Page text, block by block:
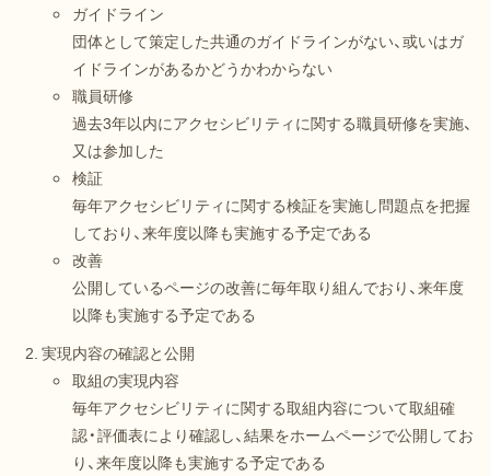
ガイドライン
団体として策定した共通のガイドラインがない、或いはガ
イドラインがあるかどうかわからない
職員研修
過去3年以内にアクセシビリティに関する職員研修を実施、
又は参加した
検証
毎年アクセシビリティに関する検証を実施し問題点を把握
しており、来年度以降も実施する予定である
改善
公開しているページの改善に毎年取り組んでおり、来年度
以降も実施する予定である
実現内容の確認と公開
取組の実現内容
毎年アクセシビリティに関する取組内容について取組確
認・評価表により確認し、結果をホームページで公開してお
り、来年度以降も実施する予定である